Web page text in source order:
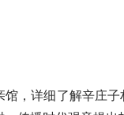
详细了解辛庄子